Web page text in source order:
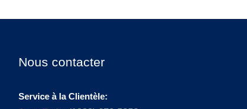
Nous contacter
Service à la Clientèle: